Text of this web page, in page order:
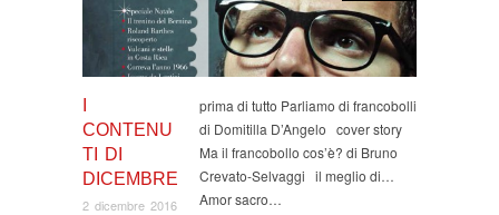
CONTENU
TI DI
DICEMBRE
2 dicembre 2016
prima di tutto Parliamo di francobolli
di Domitilla D’Angelo cover story
Ma il francobollo cos’è? di Bruno
Crevato-Selvaggi il meglio di…
Amor sacro…